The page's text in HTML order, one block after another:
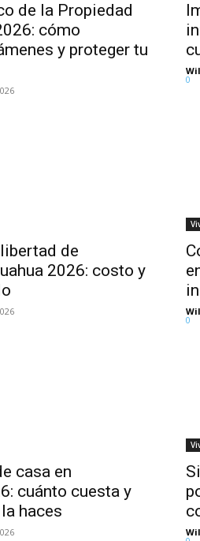
de la Propiedad
cómo
y proteger tu
0
de
2026: costo y
0
casa en
cuánto cuesta y
haces